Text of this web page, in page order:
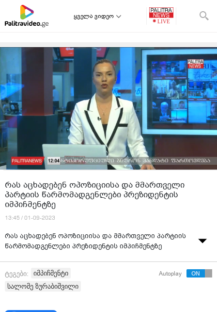
ყველა ვიდეო
რას აცხადებენ ოპოზიციისა და მმართველი
პარტიის წარმომადგენლები პრეზიდენტის
იმპიჩმენტზე
13:45 / 01-09-2023
რას აცხადებენ ოპოზიციისა და მმართველი პარტიის
წარმომადგენლები პრეზიდენტის იმპიჩმენტზე
ტეგები:
იმპიჩმენტი
სალომე ზურაბიშვილი
Autoplay